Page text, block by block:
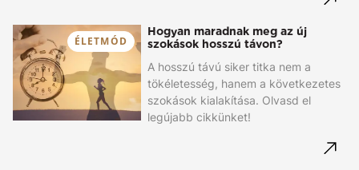
ÉLETMÓD
Hogyan maradnak meg az új
szokások hosszú távon?
A hosszú távú siker titka nem a
tökéletesség, hanem a következetes
szokások kialakítása. Olvasd el
legújabb cikkünket!